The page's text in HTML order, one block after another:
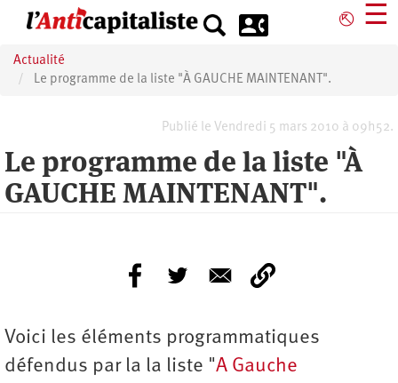
principal
⎋ ☰
Actualité
Le programme de la liste "À GAUCHE MAINTENANT".
Publié le Vendredi 5 mars 2010 à 09h52.
Le programme de la liste "À
GAUCHE MAINTENANT".
Voici les éléments programmatiques
défendus par la la liste "A Gauche